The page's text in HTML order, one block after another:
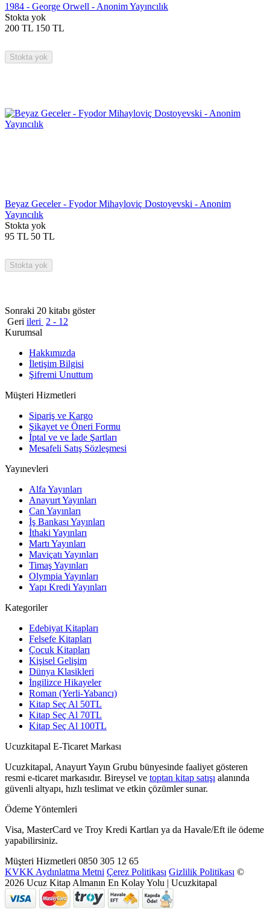
1984 - George Orwell - Anonim Yayıncılık
Stokta yok
200 TL 150 TL
Stokta yok
Beyaz Geceler - Fyodor Mihayloviç Dostoyevski - Anonim
Yayıncılık
Stokta yok
95 TL 50 TL
Stokta yok
Sonraki 20 kitabı göster
Geri ileri 2 - 12
Kurumsal
Hakkımızda
İletişim Bilgisi
Şifremi Unuttum
Müşteri Hizmetleri
Sipariş ve Kargo
Şikayet ve Öneri Formu
İptal ve ve İade Şartları
Mesafeli Satış Sözleşmesi
Yayınevleri
Alfa Yayınları
Anayurt Yayınları
Can Yayınları
İş Bankası Yayınları
İthaki Yayınları
Martı Yayınları
Maviçatı Yayınları
Timaş Yayınları
Olympia Yayınları
Yapı Kredi Yayınları
Kategoriler
Edebiyat Kitapları
Felsefe Kitapları
Çocuk Kitapları
Kişisel Gelişim
Dünya Klasikleri
İngilizce Hikayeler
Roman (Yerli-Yabancı)
Kitap Seç Al 50TL
Kitap Seç Al 70TL
Kitap Seç Al 100TL
Ucuzkitapal E-Ticaret Markası
Ucuzkitapal, Anayurt Yayın Grubu bünyesinde faaliyet gösteren
resmi e-ticaret markasıdır. Bireysel ve toptan kitap satışı alanında
güvenli altyapı, hızlı teslimat ve etkin çözümler sunar.
Ödeme Yöntemleri
Visa, MasterCard ve Troy Kredi Kartları ya da Havale/Eft ile ödeme
yapabilirsiniz.
Müşteri Hizmetleri 0850 305 12 65
KVKK Aydınlatma Metni Çerez Politikası Gizlilik Politikası ©
2026 Ucuz Kitap Almanın En Kolay Yolu | Ucuzkitapal